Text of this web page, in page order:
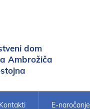
Kontakti E-naročanje
dom
Ambrožiča